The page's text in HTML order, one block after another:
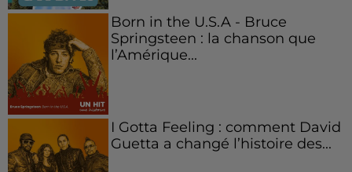
Born in the U.S.A - Bruce
Springsteen : la chanson que
l’Amérique...
I Gotta Feeling : comment David
Guetta a changé l’histoire des...